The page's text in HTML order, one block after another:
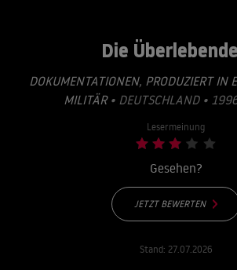
Die
DOKUMENTATIONEN, PRODUZIERT IN
MILITÄR• DEUTSCHLAND •
Lesermeinung
Gesehen?
JETZT BEWERTEN
Stand: 27.07.2026